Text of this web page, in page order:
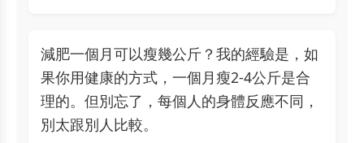
減肥一個月可以瘦幾公斤？我的經驗是，如
果你用健康的方式，一個月瘦2-4公斤是合
理的。但別忘了，每個人的身體反應不同，
別太跟別人比較。